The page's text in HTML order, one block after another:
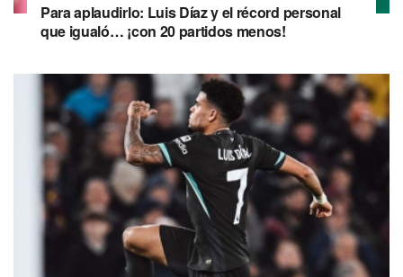
Para aplaudirlo: Luis Díaz y el récord personal
que igualó… ¡con 20 partidos menos!